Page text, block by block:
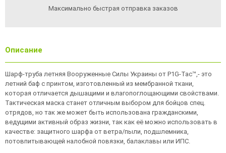
Максимально быстрая отправка заказов
Описание
Шарф-труба летняя Вооруженные Силы Украины от P1G-Tac™,- это
летний баф с принтом, изготовленный из мембранной ткани,
которая отличается дышащими и влагопоглощающими свойствами.
Тактическая маска станет отличным выбором для бойцов спец.
отрядов, но так же может быть использована гражданскими,
ведущими активный образ жизни, так как её можно использовать в
качестве: защитного шарфа от ветра/пыли, подшлемника,
потовпитывающей налобной повязки, балаклавы или ИПС.